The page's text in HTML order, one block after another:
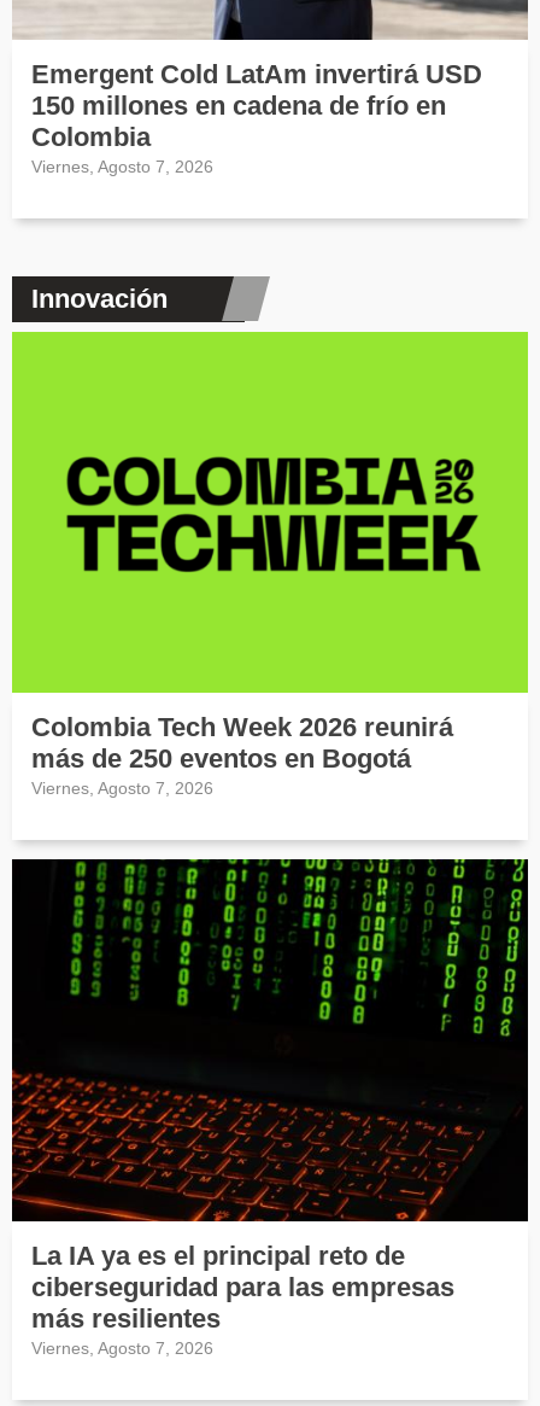
Emergent Cold LatAm invertirá USD
150 millones en cadena de frío en
Colombia
Viernes, Agosto 7, 2026
Innovación
Colombia Tech Week 2026 reunirá
más de 250 eventos en Bogotá
Viernes, Agosto 7, 2026
La IA ya es el principal reto de
ciberseguridad para las empresas
más resilientes
Viernes, Agosto 7, 2026